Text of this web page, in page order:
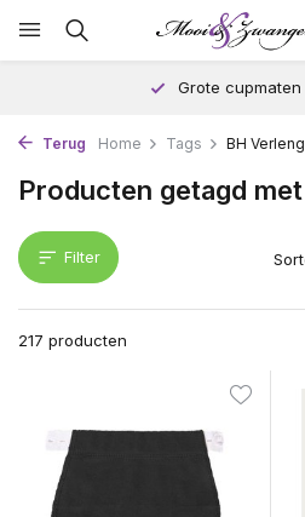
Grote
Terug Home Tags BH
Producten getagd
Filter
217 producten